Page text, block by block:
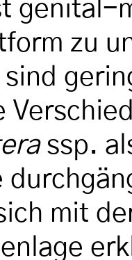
genital-
zu
sind
ssp.
mit